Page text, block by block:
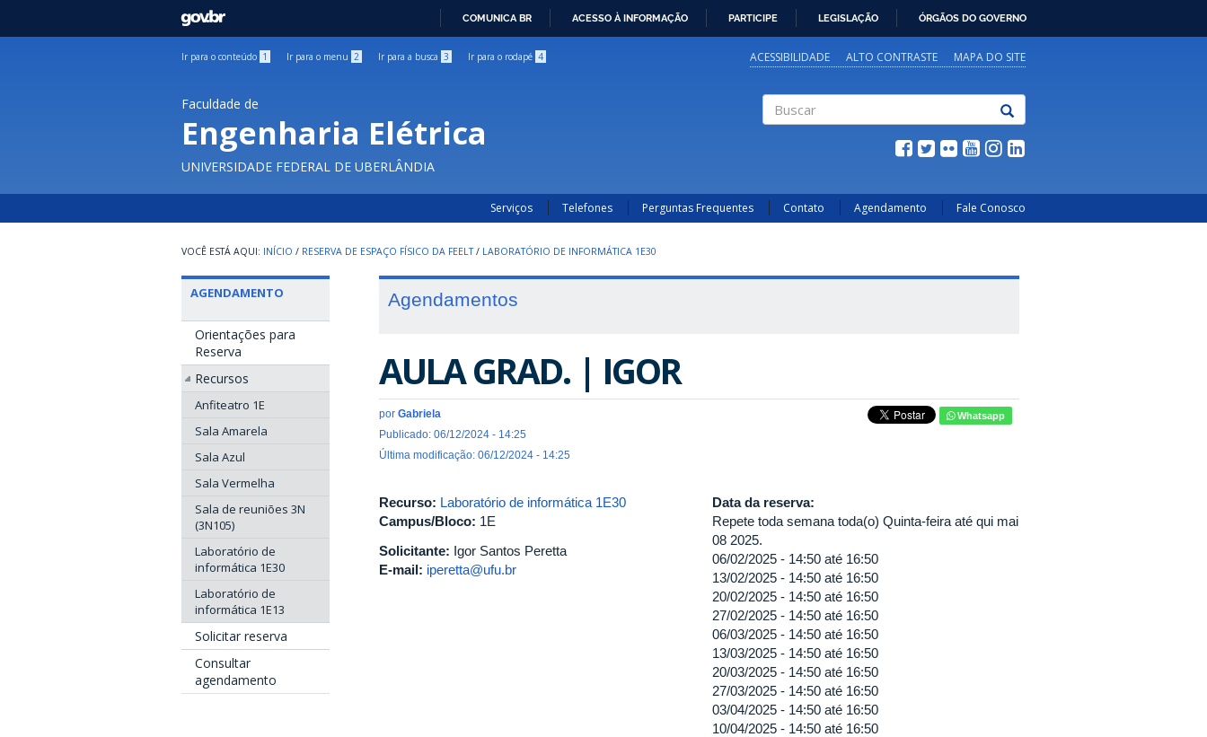
GOVBR
COMUNICA BR ACESSO À INFORMAÇÃO PARTICIPE LEGISLAÇÃO ÓRGÃOS DO GOVERNO
Ir para o conteúdo 1 Ir para o menu 2 Ir para a busca 3 Ir para o rodapé 4 ACESSIBILIDADE ALTO CONTRASTE MAPA DO SITE
Faculdade de
Engenharia Elétrica
UNIVERSIDADE FEDERAL DE UBERLÂNDIA
Serviços Telefones Perguntas Frequentes Contato Agendamento Fale Conosco
INÍCIO / RESERVA DE ESPAÇO FÍSICO DA FEELT / LABORATÓRIO DE INFORMÁTICA 1E30
AGENDAMENTO
Orientações para
Reserva
Recursos
Anfiteatro 1E
Sala Amarela
Sala Azul
Sala Vermelha
Sala de reuniões 3N
(3N105)
Laboratório de
informática 1E30
Laboratório de
informática 1E13
Solicitar reserva
Consultar
agendamento
Agendamentos
AULA GRAD. | IGOR
por Gabriela
Publicado: 06/12/2024 - 14:25
Última modificação: 06/12/2024 - 14:25
Whatsapp
Recurso: Laboratório de informática 1E30
Campus/Bloco: 1E
Solicitante: Igor Santos Peretta
E-mail: iperetta@ufu.br
Data da reserva:
Repete toda semana toda(o) Quinta-feira até qui mai
08 2025.
06/02/2025 - 14:50 até 16:50
13/02/2025 - 14:50 até 16:50
20/02/2025 - 14:50 até 16:50
27/02/2025 - 14:50 até 16:50
06/03/2025 - 14:50 até 16:50
13/03/2025 - 14:50 até 16:50
20/03/2025 - 14:50 até 16:50
27/03/2025 - 14:50 até 16:50
03/04/2025 - 14:50 até 16:50
10/04/2025 - 14:50 até 16:50